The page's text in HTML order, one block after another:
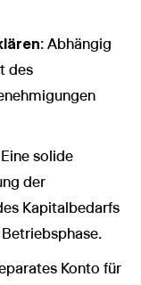
: Abhängig
des
solide
der
Kapitalbedarfs
Konto für